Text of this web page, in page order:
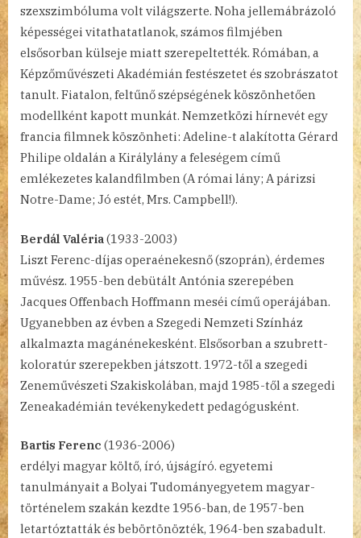
szexszimbóluma volt világszerte. Noha jellemábrázoló
képességei vitathatatlanok, számos filmjében
elsősorban külseje miatt szerepeltették. Rómában, a
Képzőművészeti Akadémián festészetet és szobrászatot
tanult. Fiatalon, feltűnő szépségének köszönhetően
modellként kapott munkát. Nemzetközi hírnevét egy
francia filmnek köszönheti: Adeline-t alakította Gérard
Philipe oldalán a Királylány a feleségem című
emlékezetes kalandfilmben (A római lány; A párizsi
Notre-Dame; Jó estét, Mrs. Campbell!).
Berdál Valéria(1933-2003)
Liszt Ferenc-díjas operaénekesnő (szoprán), érdemes
művész. 1955-ben debütált Antónia szerepében
Jacques Offenbach Hoffmann meséi című operájában.
Ugyanebben az évben a Szegedi Nemzeti Színház
alkalmazta magánénekesként. Elsősorban a szubrett-
koloratúr szerepekben játszott. 1972-től a szegedi
Zeneművészeti Szakiskolában, majd 1985-től a szegedi
Zeneakadémián tevékenykedett pedagógusként.
Bartis Ferenc (1936-2006)
erdélyi magyar költő, író, újságíró. egyetemi
tanulmányait a Bolyai Tudományegyetem magyar-
történelem szakán kezdte 1956-ban, de 1957-ben
letartóztatták és bebörtönözték, 1964-ben szabadult.